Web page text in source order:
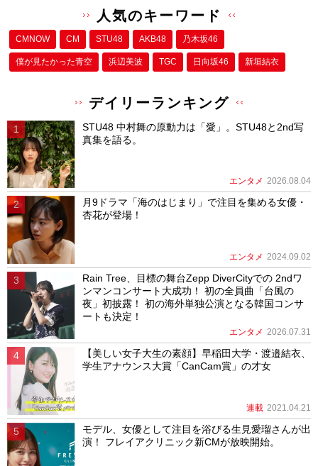
人気のキーワード
CMNOW CM STU48 AKB48 乃木坂46
僕が⾒たかった⻘空 浜辺美波 TGC 日向坂46 新垣結衣
デイリーランキング
STU48 中村舞の原動力は「愛」。STU48と2nd写
真集を語る。
エンタメ 2026.08.04
月9ドラマ「海のはじまり」で注目を集める女優・
杏花が登場！
エンタメ 2024.09.02
Rain Tree、目標の舞台Zepp DiverCityでの 2ndワ
ンマンコンサート大成功！ 初の全員曲「台風の
夜」初披露！ 初の海外単独公演となる韓国コンサ
ートも決定！
エンタメ 2026.07.31
【美しい女子大生の素顔】早稲田大学・渡邉結衣、
学生アナウンス大賞「CanCam賞」の才女
連載 2021.04.21
モデル、女優として注目を浴びる生見愛瑠さんが出
演！ フレイアクリニック新CMが放映開始。